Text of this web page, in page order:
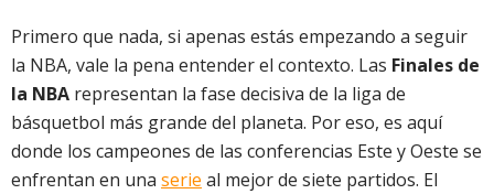
Primero que nada, si apenas estás empezando a seguir
la NBA, vale la pena entender el contexto. Las Finales de
la NBA representan la fase decisiva de la liga de
básquetbol más grande del planeta. Por eso, es aquí
donde los campeones de las conferencias Este y Oeste se
enfrentan en una serie al mejor de siete partidos. El